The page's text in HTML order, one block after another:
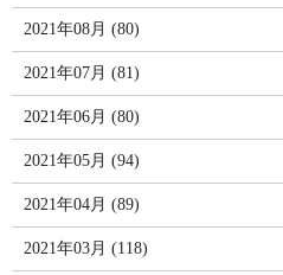
2021年08月 (80)
2021年07月 (81)
2021年06月 (80)
2021年05月 (94)
2021年04月 (89)
2021年03月 (118)